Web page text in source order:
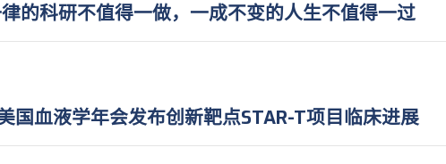
的科研不值得一做，一成不变的人生不值得一过
国血液学年会发布创新靶点STAR-T项目临床进展